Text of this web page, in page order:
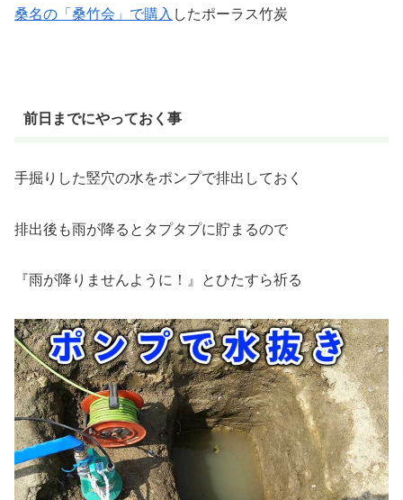
桑名の「桑竹会」で購入 したポーラス竹炭
前日までにやっておく事
手掘りした竪穴の水をポンプで排出しておく
排出後も雨が降るとタプタプに貯まるので
『雨が降りませんように！』とひたすら祈る